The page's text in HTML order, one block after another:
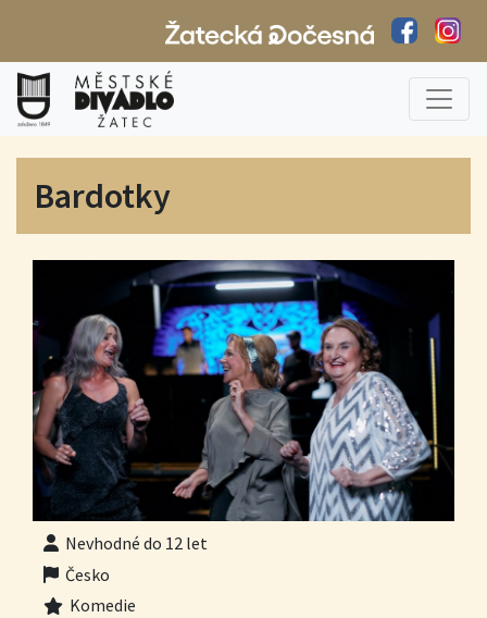
Bardotky
Nevhodné do 12 let
Česko
Komedie